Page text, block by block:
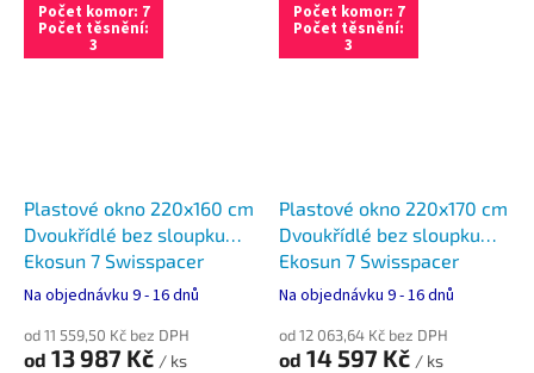
Počet komor: 7
Počet těsnění:
3
Plastové okno 220x160 cm
Dvoukřídlé bez sloupku
Ekosun 7 Swisspacer
Ultimate
Na objednávku 9 - 16 dnů
od 11 559,50 Kč bez DPH
od 13 987 Kč / ks
Počet komor: 7
Počet těsnění:
3
Plastové okno 220x170 cm
Dvoukřídlé bez sloupku
Ekosun 7 Swisspacer
Ultimate
Na objednávku 9 - 16 dnů
od 12 063,64 Kč bez DPH
od 14 597 Kč / ks